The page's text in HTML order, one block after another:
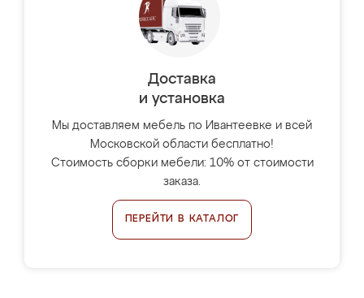
Доставка
и установка
Мы доставляем мебель по Ивантеевке и всей
Московской области бесплатно!
Стоимость сборки мебели: 10% от стоимости
заказа.
ПЕРЕЙТИ В КАТАЛОГ